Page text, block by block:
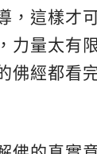
，這樣才
力量太有
佛經都看